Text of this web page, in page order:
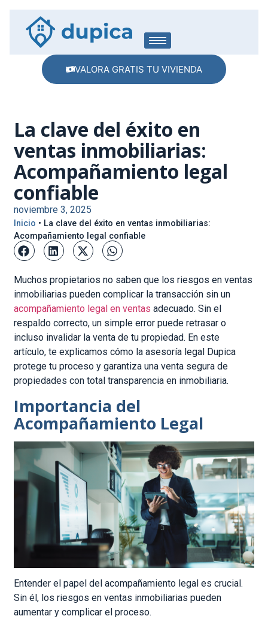
VALORA GRATIS TU VIVIENDA
La clave del éxito en
ventas inmobiliarias:
Acompañamiento legal
confiable
noviembre 3, 2025
Inicio • La clave del éxito en ventas inmobiliarias:
Acompañamiento legal confiable
Muchos propietarios no saben que los riesgos en ventas
inmobiliarias pueden complicar la transacción sin un
acompañamiento legal en ventas adecuado. Sin el
respaldo correcto, un simple error puede retrasar o
incluso invalidar la venta de tu propiedad. En este
artículo, te explicamos cómo la asesoría legal Dupica
protege tu proceso y garantiza una venta segura de
propiedades con total transparencia en inmobiliaria.
Importancia del
Acompañamiento Legal
Entender el papel del acompañamiento legal es crucial.
Sin él, los riesgos en ventas inmobiliarias pueden
aumentar y complicar el proceso.